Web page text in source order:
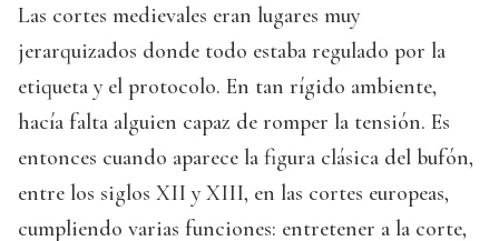
Las cortes medievales eran lugares muy
jerarquizados donde todo estaba regulado por la
etiqueta y el protocolo. En tan rígido ambiente,
hacía falta alguien capaz de romper la tensión. Es
entonces cuando aparece la figura clásica del bufón,
entre los siglos XII y XIII, en las cortes europeas,
cumpliendo varias funciones: entretener a la corte,